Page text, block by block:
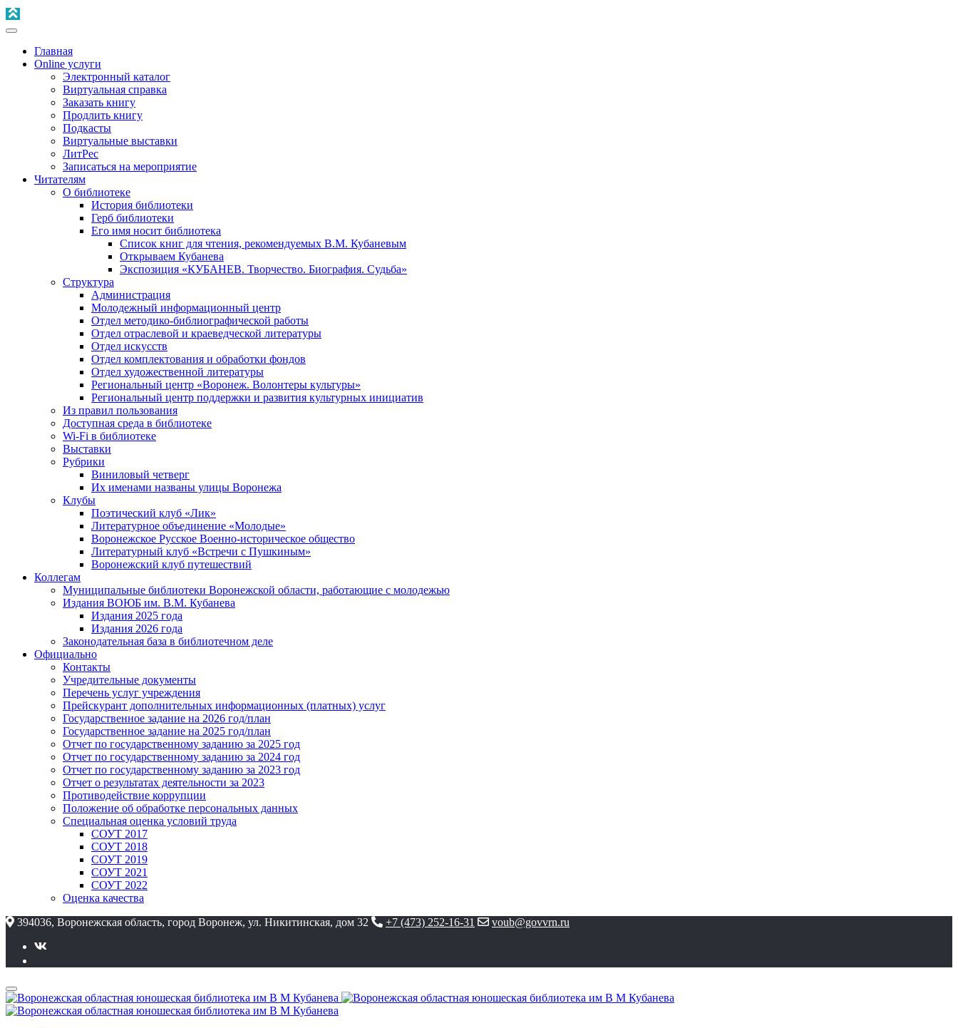
Главная
Online услуги
Электронный каталог
Виртуальная справка
Заказать книгу
Продлить книгу
Подкасты
Виртуальные выставки
ЛитРес
Записаться на мероприятие
Читателям
О библиотеке
История библиотеки
Герб библиотеки
Его имя носит библиотека
Список книг для чтения, рекомендуемых В.М. Кубаневым
Открываем Кубанева
Экспозиция «КУБАНЕВ. Творчество. Биография. Судьба»
Структура
Администрация
Молодежный информационный центр
Отдел методико-библиографической работы
Отдел отраслевой и краеведческой литературы
Отдел искусств
Отдел комплектования и обработки фондов
Отдел художественной литературы
Региональный центр «Воронеж. Волонтеры культуры»
Региональный центр поддержки и развития культурных инициатив
Из правил пользования
Доступная среда в библиотеке
Wi-Fi в библиотеке
Выставки
Рубрики
Виниловый четверг
Их именами названы улицы Воронежа
Клубы
Поэтический клуб «Лик»
Литературное объединение «Молодые»
Воронежское Русское Военно-историческое общество
Литературный клуб «Встречи с Пушкиным»
Воронежский клуб путешествий
Коллегам
Муниципальные библиотеки Воронежской области, работающие с молодежью
Издания ВОЮБ им. В.М. Кубанева
Издания 2025 года
Издания 2026 года
Законодательная база в библиотечном деле
Официально
Контакты
Учредительные документы
Перечень услуг учреждения
Прейскурант дополнительных информационных (платных) услуг
Государственное задание на 2026 год/план
Государственное задание на 2025 год/план
Отчет по государственному заданию за 2025 год
Отчет по государственному заданию за 2024 год
Отчет по государственному заданию за 2023 год
Отчет о результатах деятельности за 2023
Противодействие коррупции
Положение об обработке персональных данных
Специальная оценка условий труда
СОУТ 2017
СОУТ 2018
СОУТ 2019
СОУТ 2021
СОУТ 2022
Оценка качества
394036, Воронежская область, город Воронеж, ул. Никитинская, дом 32
+7 (473) 252-16-31 voub@govvrn.ru